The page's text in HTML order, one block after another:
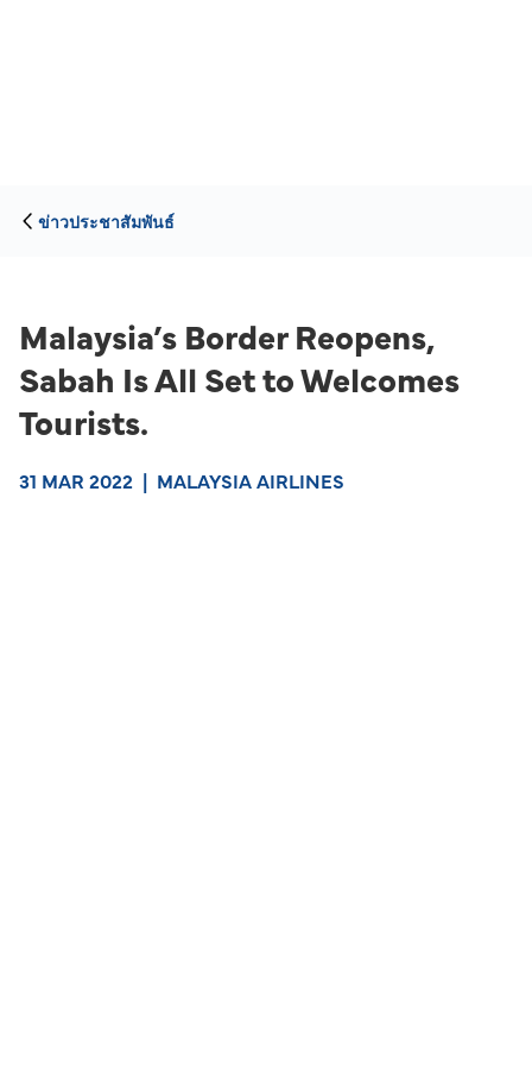
ข่าวประชาสัมพันธ์
Malaysia’s Border Reopens,
Sabah Is All Set to Welcomes
Tourists.
31 MAR 2022 | MALAYSIA AIRLINES